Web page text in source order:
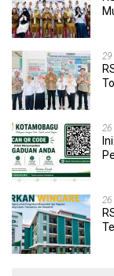
29
26
26